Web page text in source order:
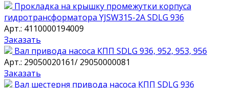
Прокладка на крышку промежутки корпуса
гидротрансформатора YJSW315-2A SDLG 936
Арт.: 4110000194009
Заказать
Вал привода насоса КПП SDLG 936, 952, 953, 956
Арт.: 29050020161/ 29050000081
Заказать
Вал шестерня привода насоса КПП SDLG 936